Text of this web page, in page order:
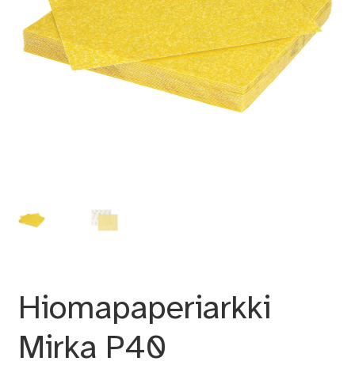
Hiomapaperiarkki
Mirka P40